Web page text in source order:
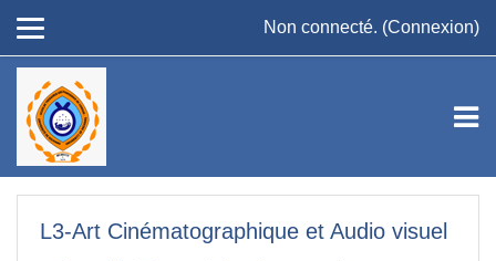
Non connecté. (Connexion)
L3-Art Cinématographique et Audio visuel